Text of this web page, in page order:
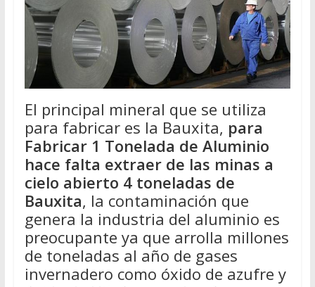
El principal mineral que se utiliza
para fabricar es la Bauxita, para
Fabricar 1 Tonelada de Aluminio
hace falta extraer de las minas a
cielo abierto 4 toneladas de
Bauxita, la contaminación que
genera la industria del aluminio es
preocupante ya que arrolla millones
de toneladas al año de gases
invernadero como óxido de azufre y